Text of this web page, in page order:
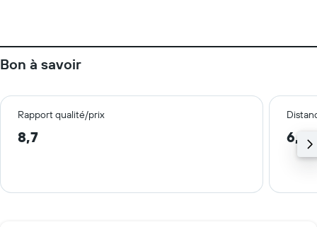
Bon à savoir
Rapport qualité/prix
8,7 6,2